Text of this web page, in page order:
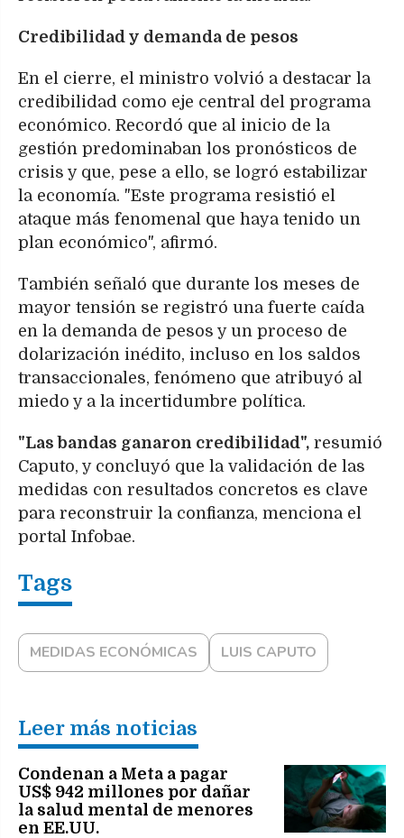
Credibilidad y demanda de pesos
En el cierre, el ministro volvió a destacar la
credibilidad como eje central del programa
económico. Recordó que al inicio de la
gestión predominaban los pronósticos de
crisis y que, pese a ello, se logró estabilizar
la economía. "Este programa resistió el
ataque más fenomenal que haya tenido un
plan económico", afirmó.
También señaló que durante los meses de
mayor tensión se registró una fuerte caída
en la demanda de pesos y un proceso de
dolarización inédito, incluso en los saldos
transaccionales, fenómeno que atribuyó al
miedo y a la incertidumbre política.
"Las bandas ganaron credibilidad", resumió
Caputo, y concluyó que la validación de las
medidas con resultados concretos es clave
para reconstruir la confianza, menciona el
portal Infobae.
MEDIDAS ECONÓMICAS LUIS CAPUTO
Leer más noticias
Condenan a Meta a pagar
US$ 942 millones por dañar
la salud mental de menores
en EE.UU.